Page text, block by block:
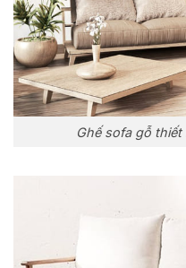
Ghế sofa gỗ